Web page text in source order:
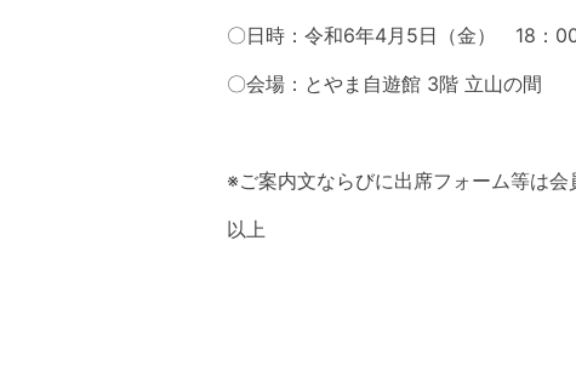
〇日時：令和6年4月5日（金） 18：
〇会場：とやま自遊館 3階 立山の間
※ご案内文ならびに出席フォーム等は会
以上